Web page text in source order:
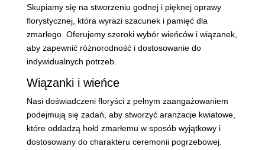
Skupiamy się na stworzeniu godnej i pięknej oprawy
florystycznej, która wyrazi szacunek i pamięć dla
zmarłego. Oferujemy szeroki wybór wieńców i wiązanek,
aby zapewnić różnorodność i dostosowanie do
indywidualnych potrzeb.
Wiązanki i wieńce
Nasi doświadczeni floryści z pełnym zaangażowaniem
podejmują się zadań, aby stworzyć aranżacje kwiatowe,
które oddadzą hołd zmarłemu w sposób wyjątkowy i
dostosowany do charakteru ceremonii pogrzebowej.